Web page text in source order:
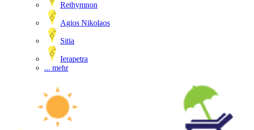
Rethymnon
Agios Nikolaos
Sitia
Ierapetra
... mehr